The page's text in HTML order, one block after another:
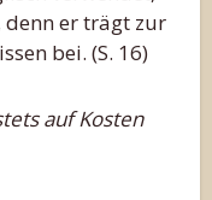
er trägt zur
bei. (S. 16)
auf Kosten